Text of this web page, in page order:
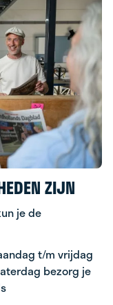
ZIJN
je de
t/m vrijdag
bezorg je